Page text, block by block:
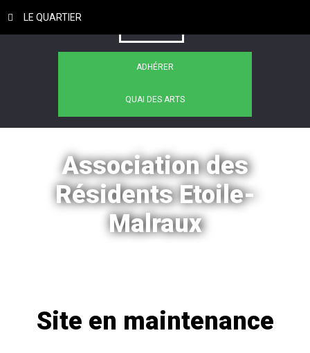
LE QUARTIER
ADHÉRER
QUAI DES ARTS
Association des
Résidents Etoile-
Malraux
Site en maintenance